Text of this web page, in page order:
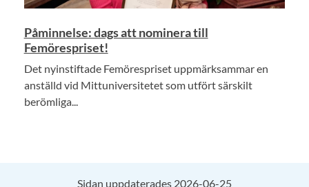
Påminnelse: dags att nominera till
Femörespriset!
Det nyinstiftade Femörespriset uppmärksammar en
anställd vid Mittuniversitetet som utfört särskilt
berömliga...
Sidan uppdaterades 2026-06-25